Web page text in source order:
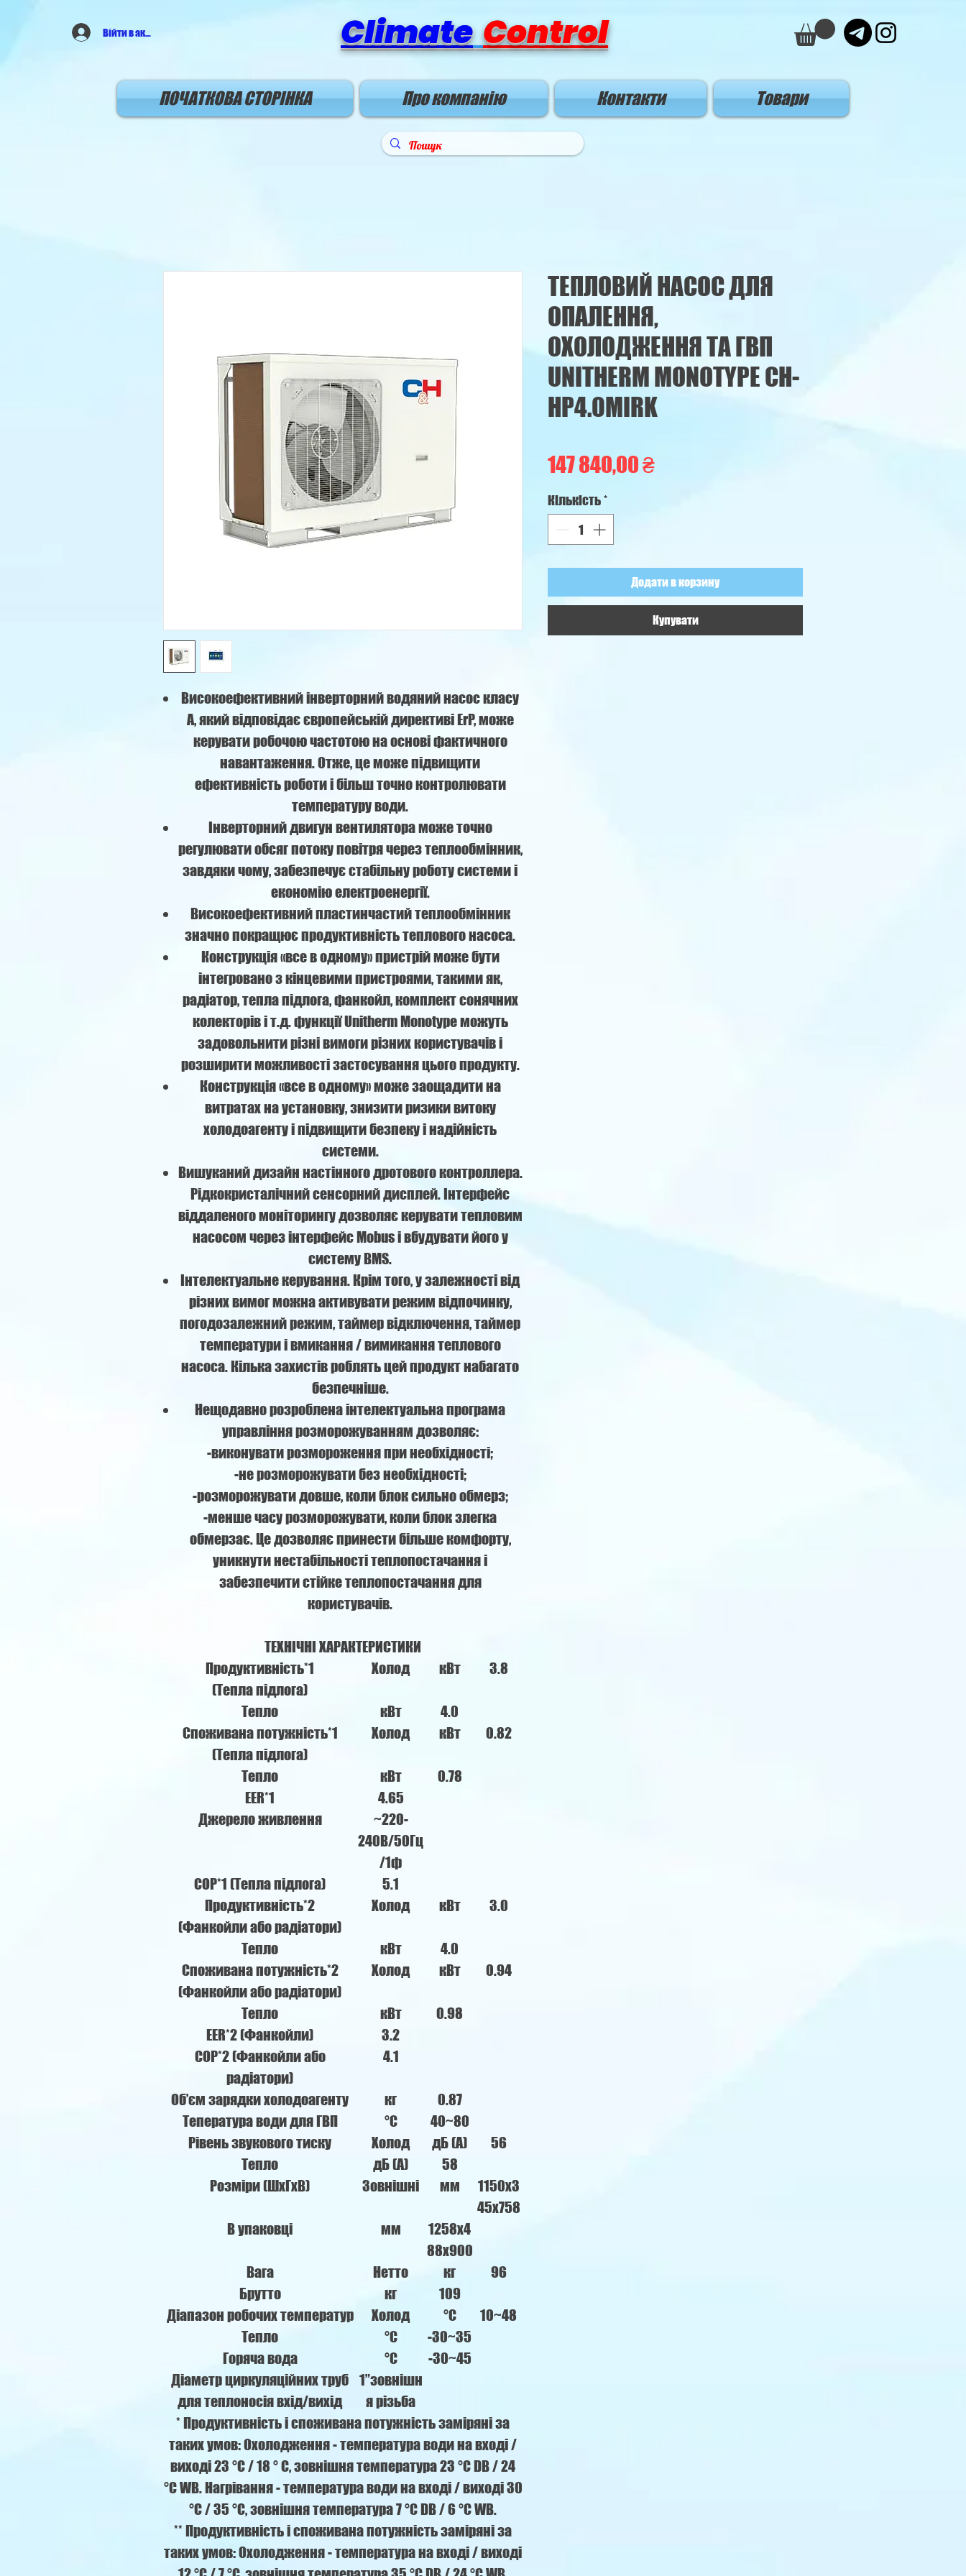
Війти в аккаунт Climate Control
ПОЧАТКОВА СТОРIНКА Про компанію Контакти Товари
Високоефективний інверторний водяний насос класу
A, який відповідає європейській директиві ErP, може
керувати робочою частотою на основі фактичного
навантаження. Отже, це може підвищити
ефективність роботи і більш точно контролювати
температуру води.
Інверторний двигун вентилятора може точно
регулювати обсяг потоку повітря через теплообмінник,
завдяки чому, забезпечує стабільну роботу системи і
економію електроенергії.
Високоефективний пластинчастий теплообмінник
значно покращює продуктивність теплового насоса.
Конструкція «все в одному» пристрій може бути
інтегровано з кінцевими пристроями, такими як,
радіатор, тепла підлога, фанкойл, комплект сонячних
колекторів і т.д. функції Unitherm Monotype можуть
задовольнити різні вимоги різних користувачів і
розширити можливості застосування цього продукту.
Конструкція «все в одному» може заощадити на
витратах на установку, знизити ризики витоку
холодоагенту і підвищити безпеку і надійність
системи.
Вишуканий дизайн настінного дротового контроллера.
Рідкокристалічний сенсорний дисплей. Інтерфейс
віддаленого моніторингу дозволяє керувати тепловим
насосом через інтерфейс Mobus і вбудувати його у
систему BMS.
Інтелектуальне керування. Крім того, у залежності від
різних вимог можна активувати режим відпочинку,
погодозалежний режим, таймер відключення, таймер
температури і вмикання / вимикання теплового
насоса. Кілька захистів роблять цей продукт набагато
безпечніше.
Нещодавно розроблена інтелектуальна програма
управління розморожуванням дозволяє:
-виконувати розмороження при необхідності;
-не розморожувати без необхідності;
-розморожувати довше, коли блок сильно обмерз;
-менше часу розморожувати, коли блок злегка
обмерзає. Це дозволяє принести більше комфорту,
уникнути нестабільності теплопостачання і
забезпечити стійке теплопостачання для
користувачів.
ТЕХНІЧНІ ХАРАКТЕРИСТИКИ
Продуктивність*1
(Тепла підлога)
Холод кВт 3.8
Тепло кВт
4.0
Споживана потужність*1
(Тепла підлога)
Холод кВт 0.82
Тепло кВт
0.78
EER*1
4.65
Джерело живлення
~220-
240В/50Гц
/1ф
COP*1 (Тепла підлога)
5.1
Продуктивність*2
(Фанкойли або радіатори)
Холод кВт 3.0
Тепло кВт
4.0
Споживана потужність*2
(Фанкойли або радіатори)
Холод кВт 0.94
Тепло кВт
0.98
EER*2 (Фанкойли)
3.2
COP*2 (Фанкойли або
радіатори)
4.1
Об’єм зарядки холодоагенту кг
0.87
Тепература води для ГВП
°C
40~80
Рівень звукового тиску
Холод дБ (A)
56
Тепло
дБ (A)
58
Розміри (ШxГxВ)
Зовнішні мм
1150x3
45x758
В упаковці
мм
1258x4
88x900
Вага
Нетто кг
96
Брутто
кг
109
Діапазон робочих температур
Холод °C
10~48
Тепло
°C
-30~35
Горяча вода
°C
-30~45
Діаметр циркуляційних труб
для теплоносія вхід/вихід
1”зовнішн
я різьба
* Продуктивність і споживана потужність заміряні за
таких умов: Охолодження - температура води на вході /
виході 23 °С / 18 ° С, зовнішня температура 23 °С DB / 24
°C WB. Нагрівання - температура води на вході / виході 30
°С / 35 °С, зовнішня температура 7 °С DB / 6 °C WB.
** Продуктивність і споживана потужність заміряні за
таких умов: Охолодження - температура на вході / виході
ТЕПЛОВИЙ НАСОС ДЛЯ
ОПАЛЕННЯ,
ОХОЛОДЖЕННЯ ТА ГВП
UNITHERM MONOTYPE CH-
HP4.0MIRK
147 840,00 ₴Ціна
Кількість*
Додати в корзину
Купувати